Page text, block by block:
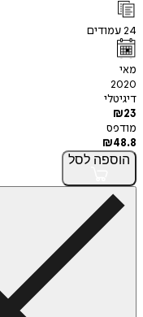
24עמודים
מאי
2020
דיגיטלי
₪23
מודפס
₪48.8
הוספה לסל